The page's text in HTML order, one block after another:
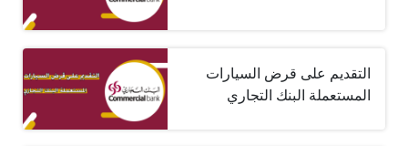
التقديم على قرض السيارات
المستعملة البنك التجاري